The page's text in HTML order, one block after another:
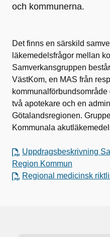
och kommunerna.
Det finns en särskild
läkemedelsfrågor mellan
Samverkansgruppen
VästKom, en MAS från
två apotekare och en
Götalandsregionen.
Kommunala
Uppdragsbeskrivning
Region Kommun
Regional medicinsk